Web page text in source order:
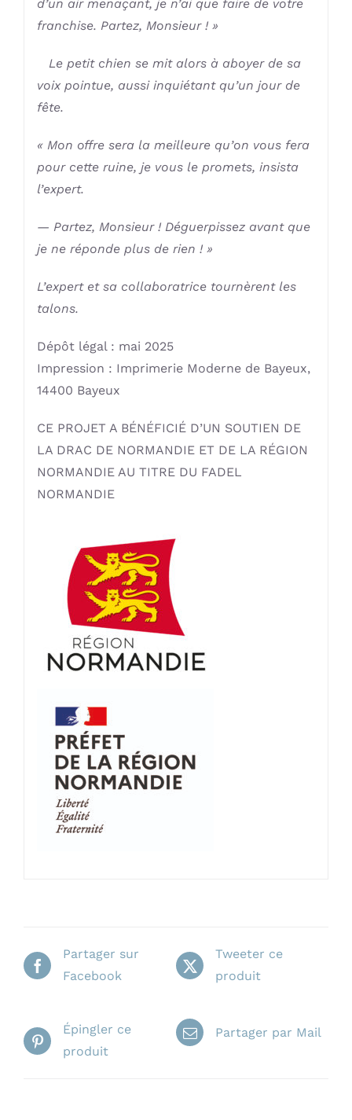
d’un air menaçant, je n’ai que faire de votre
franchise. Partez, Monsieur ! »
Le petit chien se mit alors à aboyer de sa
voix pointue, aussi inquiétant qu’un jour de
fête.
« Mon offre sera la meilleure qu’on vous fera
pour cette ruine, je vous le promets, insista
l’expert.
— Partez, Monsieur ! Déguerpissez avant que
je ne réponde plus de rien ! »
L’expert et sa collaboratrice tournèrent les
talons.
Dépôt légal : mai 2025
Impression : Imprimerie Moderne de Bayeux,
14400 Bayeux
CE PROJET A BÉNÉFICIÉ D’UN SOUTIEN DE
LA DRAC DE NORMANDIE ET DE LA RÉGION
NORMANDIE AU TITRE DU FADEL
NORMANDIE
Partager sur
Facebook
Tweeter ce
produit
Épingler ce
produit
Partager par Mail